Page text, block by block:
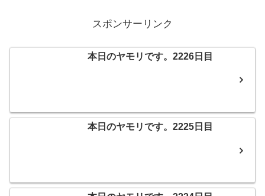
スポンサーリンク
本日のヤモリです。2226日目
本日のヤモリです。2225日目